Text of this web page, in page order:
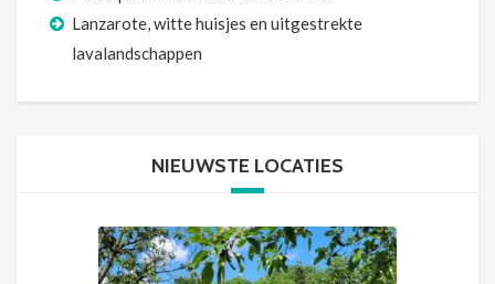
Lanzarote, witte huisjes en uitgestrekte
lavalandschappen
NIEUWSTE LOCATIES